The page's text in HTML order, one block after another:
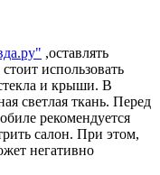
,оставлять
использовать
и крыши. В
светлая ткань. Перед
рекомендуется
салон. При этом,
негативно